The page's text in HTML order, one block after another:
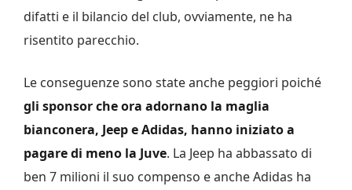
difatti e il bilancio del club, ovviamente, ne ha
risentito parecchio.
Le conseguenze sono state anche peggiori poiché
gli sponsor che ora adornano la maglia
bianconera, Jeep e Adidas, hanno iniziato a
pagare di meno la Juve. La Jeep ha abbassato di
ben 7 milioni il suo compenso e anche Adidas ha